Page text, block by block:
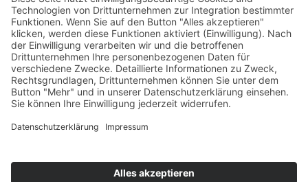
S 108ff.
Stand: 31.8.2023
© 2025 ÖZIV Bundesverband – Alle Rechte vorbehalten
Home
Kontakt
Barrierefreiheitserklärung